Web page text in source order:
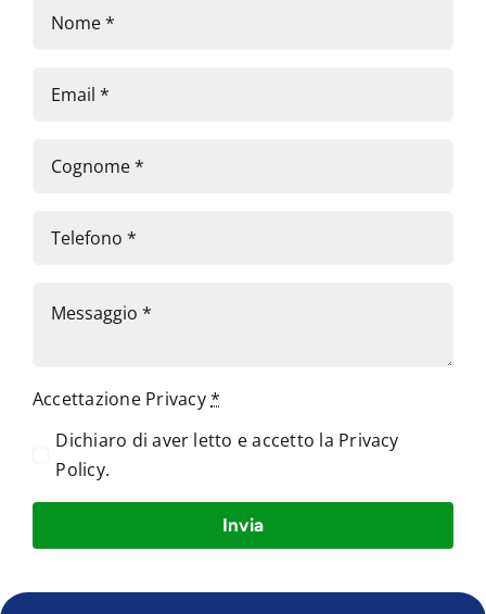
Accettazione Privacy*
Dichiaro di aver letto e accetto la Privacy
Policy.
Invia